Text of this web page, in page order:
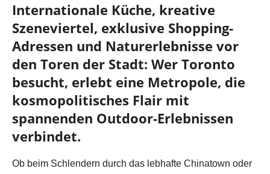
Internationale Küche, kreative
Szeneviertel, exklusive Shopping-
Adressen und Naturerlebnisse vor
den Toren der Stadt: Wer Toronto
besucht, erlebt eine Metropole, die
kosmopolitisches Flair mit
spannenden Outdoor-Erlebnissen
verbindet.
Ob beim Schlendern durch das lebhafte Chinatown oder